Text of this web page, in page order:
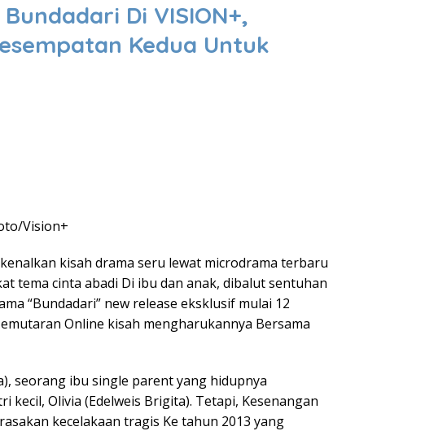
Di VISION+,
Kedua Untuk
Vision+
kisah drama seru lewat microdrama terbaru
tema cinta abadi Di ibu dan anak, dibalut sentuhan
“Bundadari” new release eksklusif mulai 12
Online kisah mengharukannya Bersama
seorang ibu single parent yang hidupnya
kecil, Olivia (Edelweis Brigita). Tetapi, Kesenangan
kecelakaan tragis Ke tahun 2013 yang